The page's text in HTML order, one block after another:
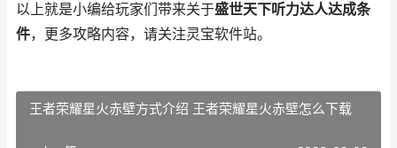
以上就是小编给玩家们带来关于盛世天下听力达人达成条
件，更多攻略内容，请关注灵宝软件站。
王者荣耀星火赤壁方式介绍 王者荣耀星火赤壁怎么下载